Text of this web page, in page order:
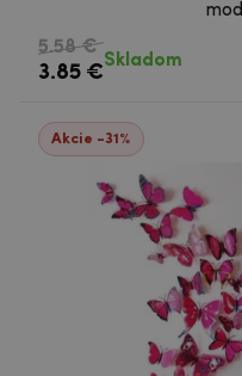
5.58 €
3.85 €
Skladom
Akcie -31%